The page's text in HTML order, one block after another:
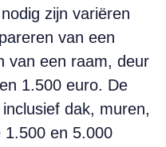
zijn variëren
van een
van een raam, deur
1.500 euro. De
dak, muren,
1.500 en 5.000